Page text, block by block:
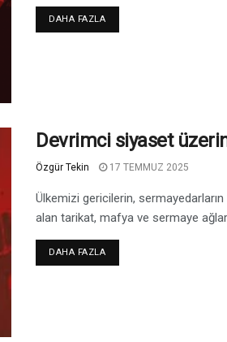
DAHA FAZLA
Devrimci siyaset
Özgür Tekin 17 TEMMUZ 2025
Ülkemizi gericilerin,
alan tarikat, mafya ve sermaye
DAHA FAZLA